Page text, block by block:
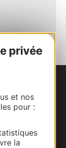
privée
et nos
pour :
la